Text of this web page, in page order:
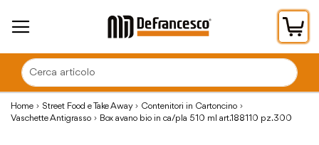
Home Street Food e Take Away
Contenitori in Cartoncino
Vaschette Antigrasso
Box avano bio in ca/pla 510 ml art.188110 pz.300